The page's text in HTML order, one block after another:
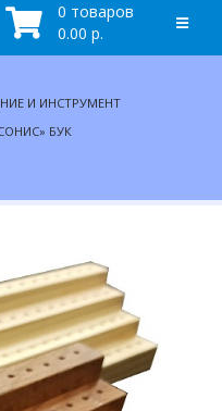
0 товаров
0.00 р.
И ИНСТРУМЕНТ
БУК